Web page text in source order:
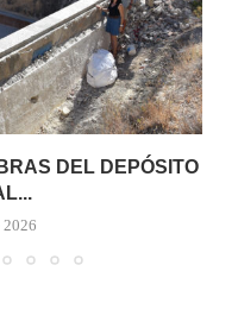
DEL DEPÓSITO
2026